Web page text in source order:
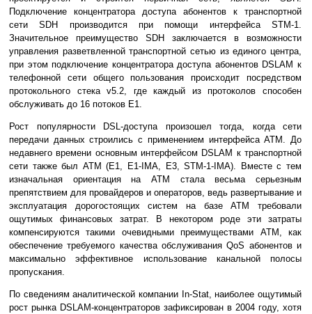
Подключение концентратора доступа абонентов к транспортной
сети SDH производится при помощи интерфейса STM-1.
Значительное преимущество SDH заключается в возможности
управления разветвленной транспортной сетью из единого центра,
при этом подключение концентратора доступа абонентов DSLAM к
телефонной сети общего пользования происходит посредством
протокольного стека v5.2, где каждый из протоколов способен
обслуживать до 16 потоков E1.
Рост популярности DSL-доступа произошел тогда, когда сети
передачи данных строились с применением интерфейса ATM. До
недавнего времени основным интерфейсом DSLAM к транспортной
сети также был ATM (E1, E1-IMA, E3, STM-1-IMA). Вместе с тем
изначальная ориентация на ATM стала весьма серьезным
препятствием для провайдеров и операторов, ведь развертывание и
эксплуатация дорогостоящих систем на базе ATM требовали
ощутимых финансовых затрат. В некотором роде эти затраты
компенсируются такими очевидными преимуществами ATM, как
обеспечение требуемого качества обслуживания QoS абонентов и
максимально эффективное использование канальной полосы
пропускания.
По сведениям аналитической компании In-Stat, наиболее ощутимый
рост рынка DSLAM-концентраторов зафиксирован в 2004 году, хотя